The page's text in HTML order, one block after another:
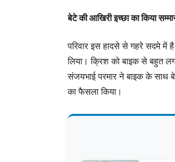
बेटे की आखिरी इच्छा का किया
परिवार इस हादसे से गहरे सदमे में
लिया। क्रिश को बाइक से बहुत
संजयभाई परमार ने बाइक के साथ
का फैसला किया।